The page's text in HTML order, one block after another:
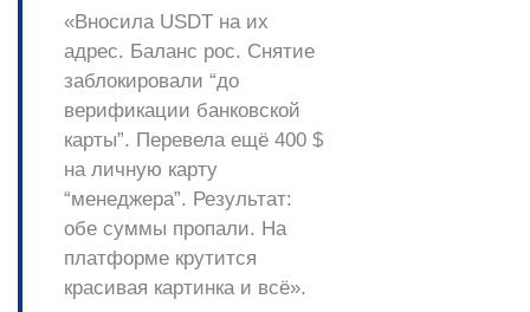
«Вносила USDT на их
адрес. Баланс рос. Снятие
заблокировали “до
верификации банковской
карты”. Перевела ещё 400 $
на личную карту
“менеджера”. Результат:
обе суммы пропали. На
платформе крутится
красивая картинка и всё».